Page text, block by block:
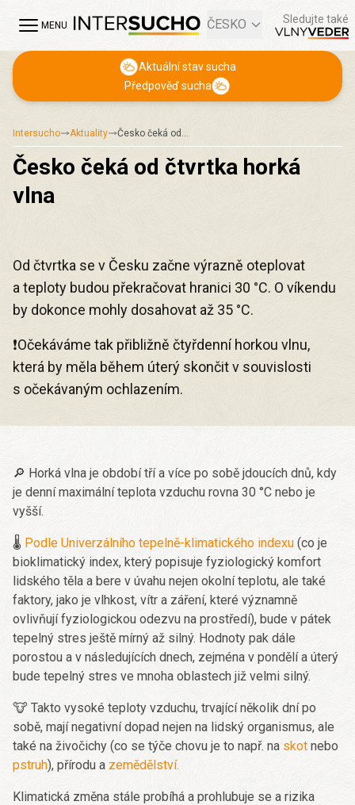
MENU ČESKO Sledujte také
Aktuální stav sucha
Předpověď sucha
Intersucho Aktuality Česko čeká od…
Česko čeká od čtvrtka horká
vlna
Od čtvrtka se v Česku začne výrazně oteplovat
a teploty budou překračovat hranici 30 °C. O víkendu
by dokonce mohly dosahovat až 35 °C.
❗Očekáváme tak přibližně čtyřdenní horkou vlnu,
která by měla během úterý skončit v souvislosti
s očekávaným ochlazením.
🔎 Horká vlna je období tří a více po sobě jdoucích dnů, kdy
je denní maximální teplota vzduchu rovna 30 °C nebo je
vyšší.
🌡️ Podle Univerzálního tepelně-klimatického indexu (co je
bioklimatický index, který popisuje fyziologický komfort
lidského těla a bere v úvahu nejen okolní teplotu, ale také
faktory, jako je vlhkost, vítr a záření, které významně
ovlivňují fyziologickou odezvu na prostředí), bude v pátek
tepelný stres ještě mírný až silný. Hodnoty pak dále
porostou a v následujících dnech, zejména v pondělí a úterý
bude tepelný stres ve mnoha oblastech již velmi silný.
🐮 Takto vysoké teploty vzduchu, trvající několik dní po
sobě, mají negativní dopad nejen na lidský organismus, ale
také na živočichy (co se týče chovu je to např. na skot nebo
pstruh), přírodu a zemědělství.
Klimatická změna stále probíhá a prohlubuje se a rizika